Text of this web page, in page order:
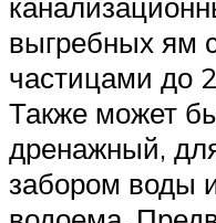
выгребных ям
частицами до
Также может
дренажный,
забором воды